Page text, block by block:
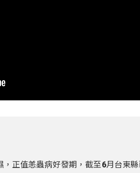
，正值恙蟲病好發期，截至6月台東